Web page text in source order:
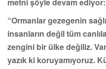
“Ormanlar gezegenin
insanların değil tüm
zengini bir ülke değiliz.
yazık ki koruyamıyoruz.